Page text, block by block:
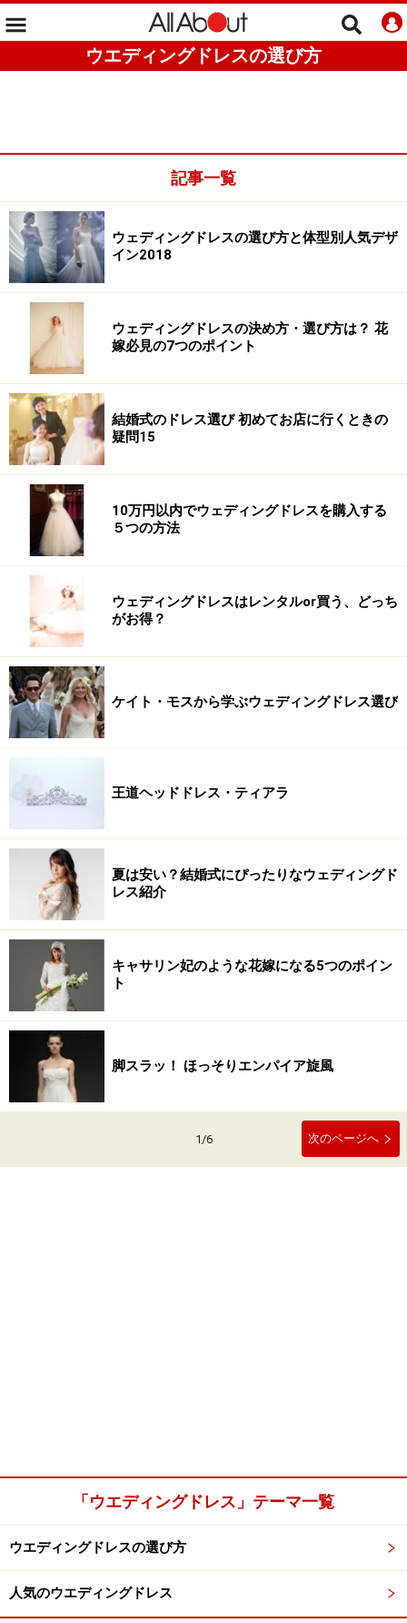
ウエディングドレスの選び方
記事一覧
ウェディングドレスの選び方と体型別人気デザ
イン2018
ウェディングドレスの決め方・選び方は？ 花
嫁必見の7つのポイント
結婚式のドレス選び 初めてお店に行くときの
疑問15
10万円以内でウェディングドレスを購入する
５つの方法
ウェディングドレスはレンタルor買う、どっち
がお得？
ケイト・モスから学ぶウェディングドレス選び
王道ヘッドドレス・ティアラ
夏は安い？結婚式にぴったりなウェディングド
レス紹介
キャサリン妃のような花嫁になる5つのポイン
ト
脚スラッ！ ほっそりエンパイア旋風
1/6 次のページへ
「ウエディングドレス」テーマ一覧
ウエディングドレスの選び方
人気のウエディングドレス